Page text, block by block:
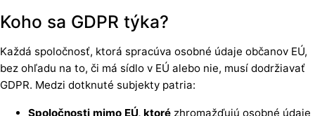
Koho sa GDPR týka?
Každá spoločnosť, ktorá spracúva osobné údaje občanov EÚ,
bez ohľadu na to, či má sídlo v EÚ alebo nie, musí dodržiavať
GDPR. Medzi dotknuté subjekty patria:
Spoločnosti mimo EÚ, ktoré zhromažďujú osobné údaje